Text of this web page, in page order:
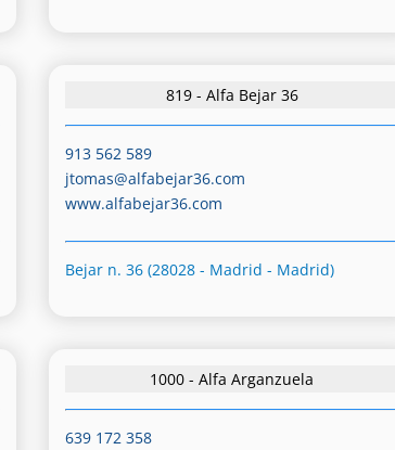
819 - Alfa Bejar 36
913 562 589
jtomas@alfabejar36.com
www.alfabejar36.com
Bejar n. 36 (28028 - Madrid - Madrid)
1000 - Alfa Arganzuela
639 172 358